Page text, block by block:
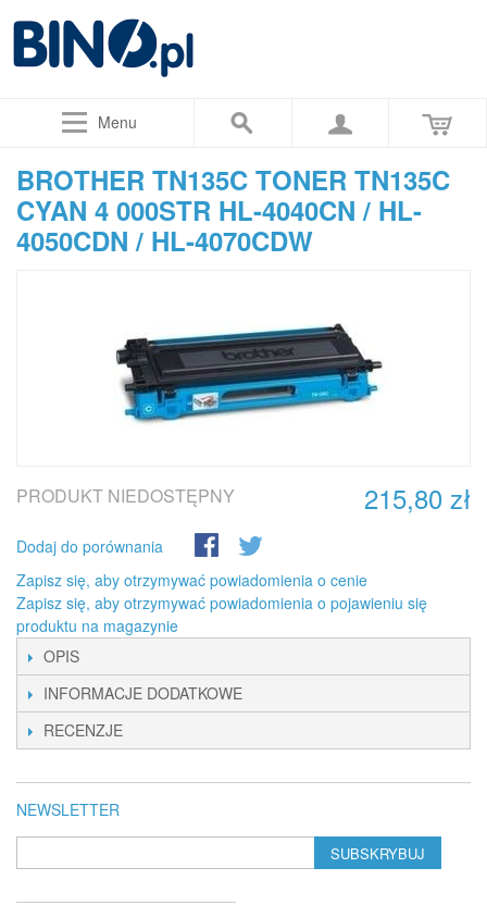
Menu
BROTHER TN135C TONER TN135C
CYAN 4 000STR HL-4040CN / HL-
4050CDN / HL-4070CDW
215,80 zł
PRODUKT NIEDOSTĘPNY
Dodaj do porównania
Zapisz się, aby otrzymywać powiadomienia o cenie
Zapisz się, aby otrzymywać powiadomienia o pojawieniu się
produktu na magazynie
OPIS
INFORMACJE DODATKOWE
RECENZJE
NEWSLETTER
SUBSKRYBUJ